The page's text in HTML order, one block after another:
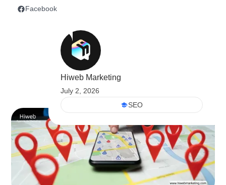
Facebook
Hiweb Marketing
July 2, 2026
SEO